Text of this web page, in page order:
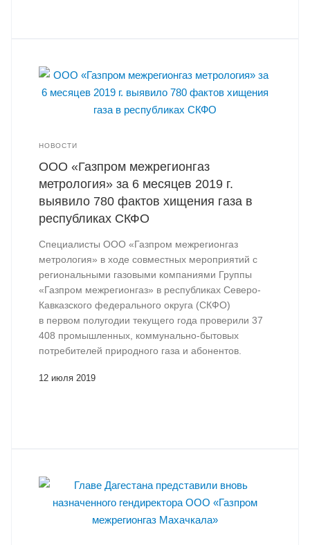
НОВОСТИ
ООО «Газпром межрегионгаз
метрология» за 6 месяцев 2019 г.
выявило 780 фактов хищения газа в
республиках СКФО
Специалисты ООО «Газпром межрегионгаз
метрология» в ходе совместных мероприятий с
региональными газовыми компаниями Группы
«Газпром межрегионгаз» в республиках Северо-
Кавказского федерального округа (СКФО)
в первом полугодии текущего года проверили 37
408 промышленных, коммунально-бытовых
потребителей природного газа и абонентов.
12 июля 2019